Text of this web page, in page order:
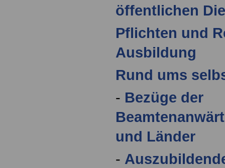
öffentlichen
Pflichten und
Ausbildung
Rund ums
- Bezüge der
und Länder
-